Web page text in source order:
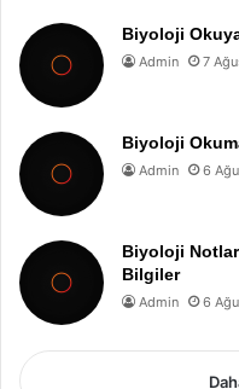
Biyoloji
Admin 7
Biyoloji
Admin 6
Biyoloji
Bilgiler
Admin 6